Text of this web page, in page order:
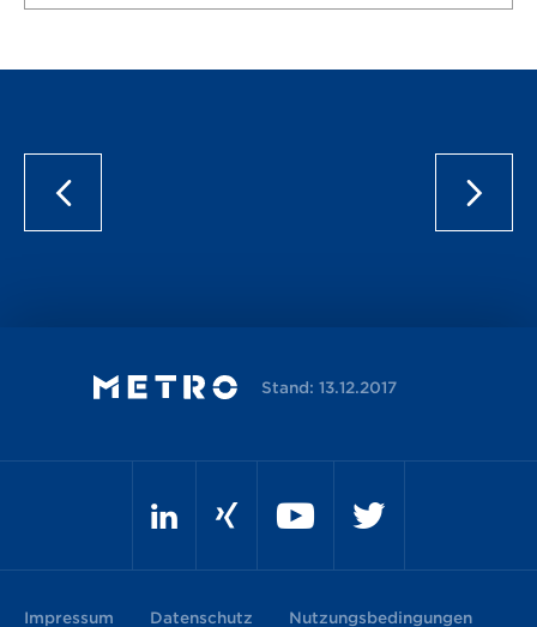
Stand: 13.12.2017
Impressum Datenschutz Nutzungsbedingungen